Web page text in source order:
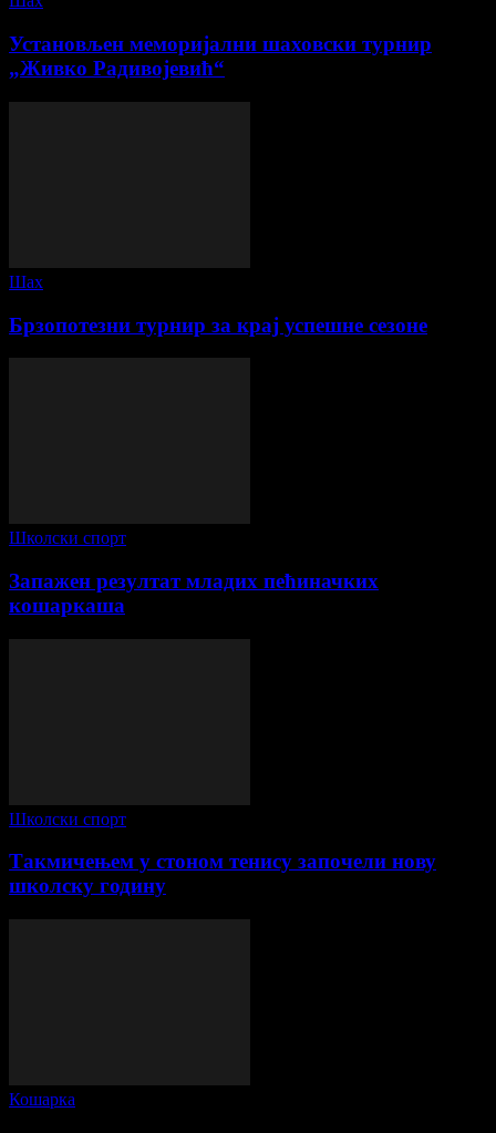
Установљен меморијални шаховски турнир
„Живко Радивојевић“
Шах
Брзопотезни турнир за крај успешне сезоне
Школски спорт
Запажен резултат младих пећиначких
кошаркаша
Школски спорт
Такмичењем у стоном тенису започели нову
школску годину
Кошарка